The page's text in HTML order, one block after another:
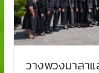
วางพวงมาลา